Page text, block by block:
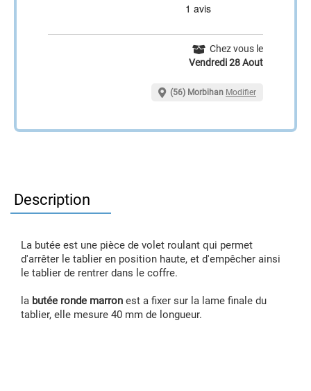
Chez vous le
Vendredi 28 Aout
(56) Morbihan Modifier
Description
La butée est une pièce de volet roulant qui permet
d'arrêter le tablier en position haute, et d'empêcher ainsi
le tablier de rentrer dans le coffre.
la butée ronde marron est a fixer sur la lame finale du
tablier, elle mesure 40 mm de longueur.